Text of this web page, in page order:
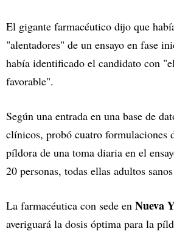
El gigante farmacéutico dijo que
"alentadores" de un ensayo en fase
había identificado el candidato con
favorable".
Según una entrada en una base de
clínicos, probó cuatro formulaciones
píldora de una toma diaria en el
20 personas, todas ellas adultos
La farmacéutica con sede en Nueva
averiguará la dosis óptima para la